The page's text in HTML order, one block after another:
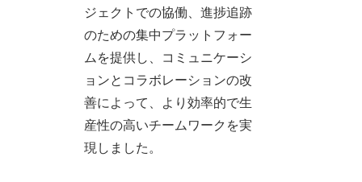
ジェクトでの協働、進捗追跡
のための集中プラットフォー
ムを提供し、コミュニケーシ
ョンとコラボレーションの改
善によって、より効率的で生
産性の高いチームワークを実
現しました。